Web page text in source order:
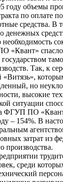
году объемы
по оплате
средства.
денежных
необходимость
спасло
Так, к
«Витязь»,
но
высокие
ситуации
ФГУП ПО
– 154%. В
затрат из
производства.
среди